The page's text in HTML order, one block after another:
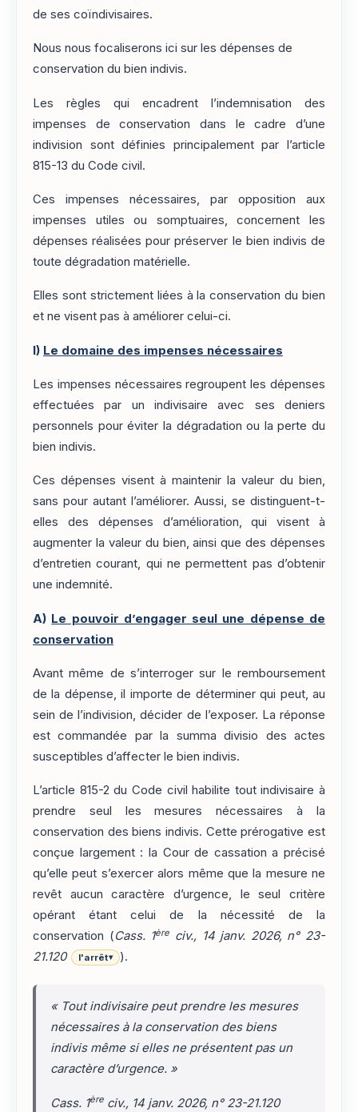
de ses coïndivisaires.
Nous nous focaliserons ici sur les dépenses de
conservation du bien indivis.
Les règles qui encadrent l’indemnisation des
impenses de conservation dans le cadre d’une
indivision sont définies principalement par l’article
815-13 du Code civil.
Ces impenses nécessaires, par opposition aux
impenses utiles ou somptuaires, concernent les
dépenses réalisées pour préserver le bien indivis de
toute dégradation matérielle.
Elles sont strictement liées à la conservation du bien
et ne visent pas à améliorer celui-ci.
I) Le domaine des impenses nécessaires
Les impenses nécessaires regroupent les dépenses
effectuées par un indivisaire avec ses deniers
personnels pour éviter la dégradation ou la perte du
bien indivis.
Ces dépenses visent à maintenir la valeur du bien,
sans pour autant l’améliorer. Aussi, se distinguent-t-
elles des dépenses d’amélioration, qui visent à
augmenter la valeur du bien, ainsi que des dépenses
d’entretien courant, qui ne permettent pas d’obtenir
une indemnité.
A) Le pouvoir d’engager seul une dépense de
conservation
Avant même de s’interroger sur le remboursement
de la dépense, il importe de déterminer qui peut, au
sein de l’indivision, décider de l’exposer. La réponse
est commandée par la summa divisio des actes
susceptibles d’affecter le bien indivis.
L’article 815-2 du Code civil habilite tout indivisaire à
prendre seul les mesures nécessaires à la
conservation des biens indivis. Cette prérogative est
conçue largement : la Cour de cassation a précisé
qu’elle peut s’exercer alors même que la mesure ne
revêt aucun caractère d’urgence, le seul critère
opérant étant celui de la nécessité de la
conservation (Cass. 1ère civ., 14 janv. 2026, n° 23-
21.120
l'arrêt▾ ).
« Tout indivisaire peut prendre les mesures
nécessaires à la conservation des biens
indivis même si elles ne présentent pas un
caractère d’urgence. »
Cass. 1ère civ., 14 janv. 2026, n° 23-21.120